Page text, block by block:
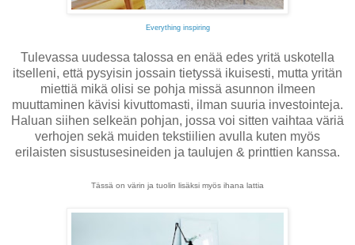
Everything inspiring
Tulevassa uudessa talossa en enää edes yritä uskotella
itselleni, että pysyisin jossain tietyssä ikuisesti, mutta yritän
miettiä mikä olisi se pohja missä asunnon ilmeen
muuttaminen kävisi kivuttomasti, ilman suuria investointeja.
Haluan siihen selkeän pohjan, jossa voi sitten vaihtaa väriä
verhojen sekä muiden tekstiilien avulla kuten myös
erilaisten sisustusesineiden ja taulujen & printtien kanssa.
Tässä on värin ja tuolin lisäksi myös ihana lattia